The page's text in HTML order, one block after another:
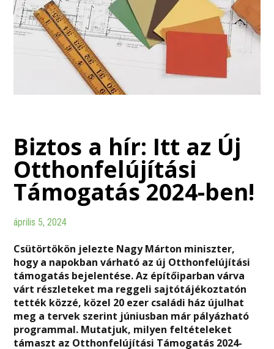
Biztos a hír: Itt az Új
Otthonfelújítási
Támogatás 2024-ben!
április 5, 2024
Csütörtökön jelezte Nagy Márton miniszter,
hogy a napokban várható az új Otthonfelújítási
támogatás bejelentése. Az építőiparban várva
várt részleteket ma reggeli sajtótájékoztatón
tették közzé, közel 20 ezer családi ház újulhat
meg a tervek szerint júniusban már pályázható
programmal. Mutatjuk, milyen feltételeket
támaszt az Otthonfelújítási Támogatás 2024-